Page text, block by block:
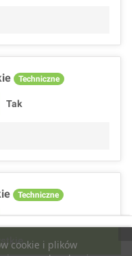
cookie i plików
Techniczne
Tak
Techniczne
Tak